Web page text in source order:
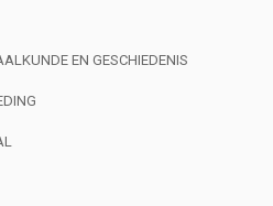
EN GESCHIEDENIS